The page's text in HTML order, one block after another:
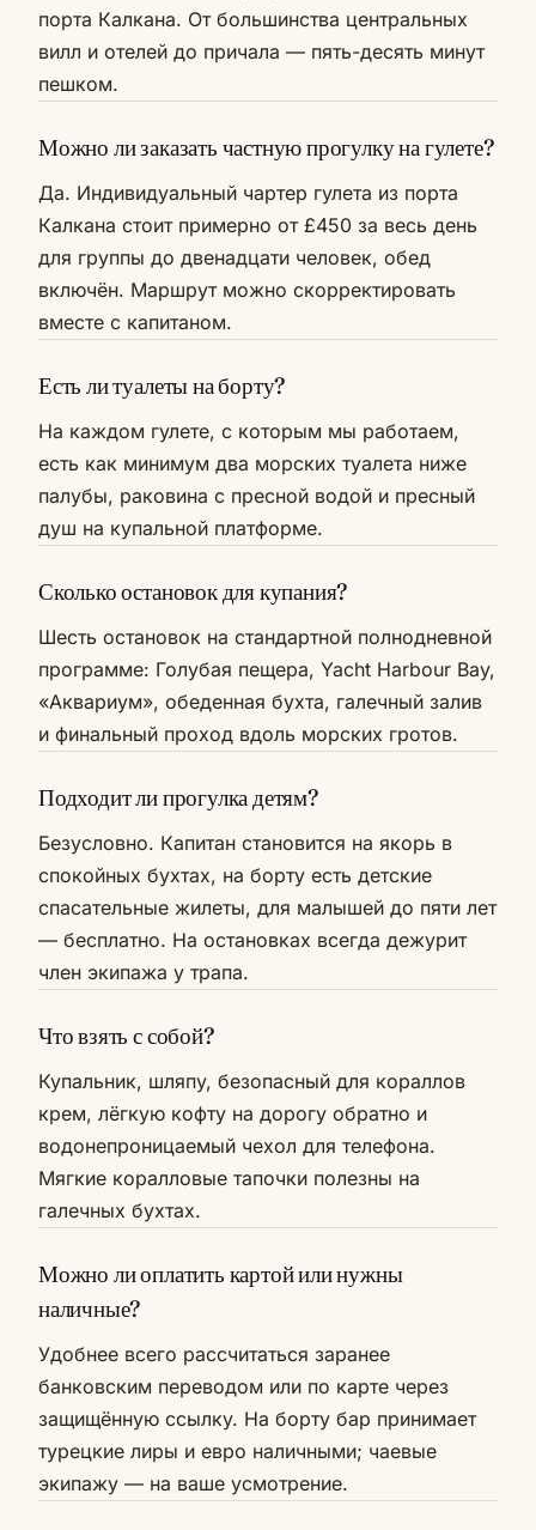
порта Калкана. От большинства центральных
вилл и отелей до причала — пять-десять минут
пешком.
Можно ли заказать частную прогулку на гулете?
Да. Индивидуальный чартер гулета из порта
Калкана стоит примерно от £450 за весь день
для группы до двенадцати человек, обед
включён. Маршрут можно скорректировать
вместе с капитаном.
Есть ли туалеты на борту?
На каждом гулете, с которым мы работаем,
есть как минимум два морских туалета ниже
палубы, раковина с пресной водой и пресный
душ на купальной платформе.
Сколько остановок для купания?
Шесть остановок на стандартной полнодневной
программе: Голубая пещера, Yacht Harbour Bay,
«Аквариум», обеденная бухта, галечный залив
и финальный проход вдоль морских гротов.
Подходит ли прогулка детям?
Безусловно. Капитан становится на якорь в
спокойных бухтах, на борту есть детские
спасательные жилеты, для малышей до пяти лет
— бесплатно. На остановках всегда дежурит
член экипажа у трапа.
Что взять с собой?
Купальник, шляпу, безопасный для кораллов
крем, лёгкую кофту на дорогу обратно и
водонепроницаемый чехол для телефона.
Мягкие коралловые тапочки полезны на
галечных бухтах.
Можно ли оплатить картой или нужны
наличные?
Удобнее всего рассчитаться заранее
банковским переводом или по карте через
защищённую ссылку. На борту бар принимает
турецкие лиры и евро наличными; чаевые
экипажу — на ваше усмотрение.